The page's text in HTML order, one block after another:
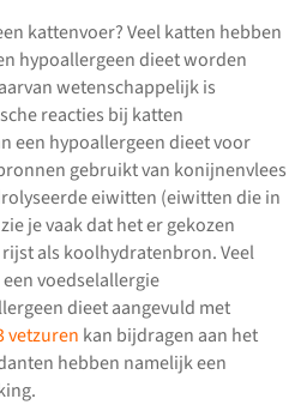
kattenvoer? Veel katten hebben
hypoallergeen dieet worden
wetenschappelijk is
reacties bij katten
een hypoallergeen dieet voor
gebruikt van konijnenvlees
eiwitten (eiwitten die in
je vaak dat het er gekozen
als koolhydratenbron. Veel
voedselallergie
dieet aangevuld met
vetzuren kan bijdragen aan het
hebben namelijk een